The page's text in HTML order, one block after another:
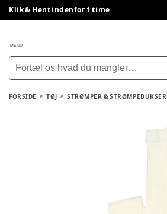
Klik & Hent indenfor 1 time
MENU
FORSIDE TØJ STRØMPER & STRØMPEBUKSER